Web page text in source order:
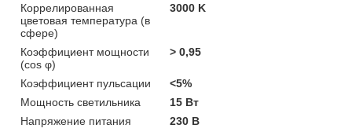
Коррелированная
цветовая температура (в
сфере)
3000 K
Коэффициент мощности
(cos φ)
> 0,95
Коэффициент пульсации
<5%
Мощность светильника
15 Вт
Напряжение питания
230 В